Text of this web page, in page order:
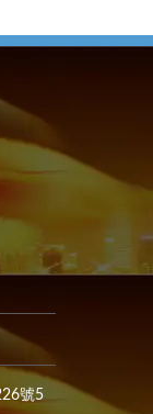
號5